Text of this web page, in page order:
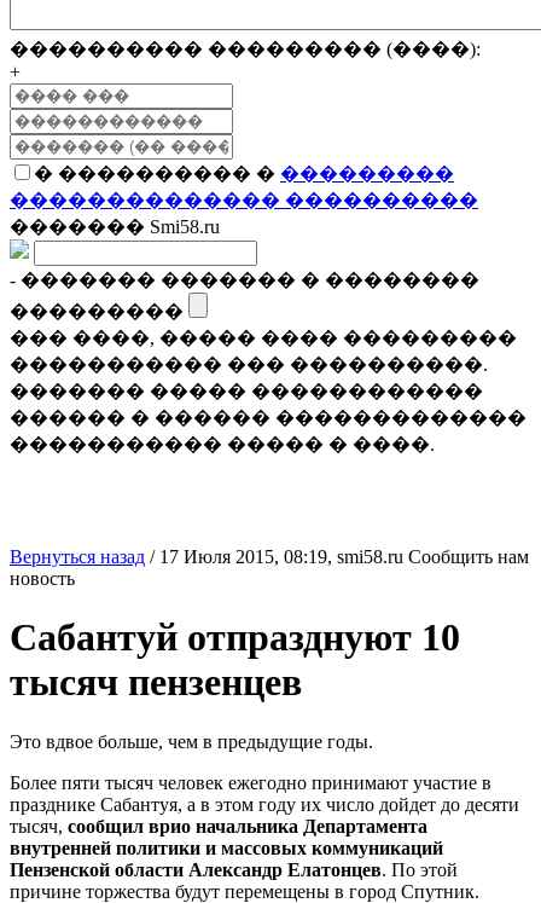
���������� ��������� (����):
+
� ���������� � ���������
�������������� ����������
������� Smi58.ru
- ������� ������� � ��������
���������
��� ����, ����� ���� ���������
����������� ��� ����������.
������� ����� ������������
������ � ������ �������������
����������� ����� � ����.
Вернуться назад / 17 Июля 2015, 08:19, smi58.ru Сообщить нам
новость
Сабантуй отпразднуют 10
тысяч пензенцев
Это вдвое больше, чем в предыдущие годы.
Более пяти тысяч человек ежегодно принимают участие в
празднике Сабантуя, а в этом году их число дойдет до десяти
тысяч, сообщил врио начальника Департамента
внутренней политики и массовых коммуникаций
Пензенской области Александр Елатонцев. По этой
причине торжества будут перемещены в город Спутник.